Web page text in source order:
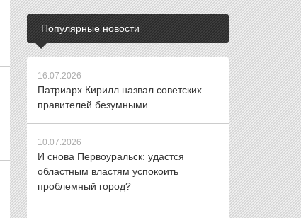
Популярные новости
16.07.2026
Патриарх Кирилл назвал советских
правителей безумными
10.07.2026
И снова Первоуральск: удастся
областным властям успокоить
проблемный город?